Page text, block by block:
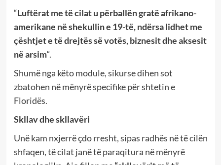
“Luftërat me të cilat u përballën gratë afrikano-
amerikane në shekullin e 19-të, ndërsa lidhet me
çështjet e të drejtës së votës, biznesit dhe aksesit
në arsim“.
Shumë nga këto module, sikurse dihen sot
zbatohen në mënyrë specifike për shtetin e
Floridës.
Skllav dhe skllavëri
Unë kam nxjerrë çdo rresht, sipas radhës në të cilën
shfaqen, të cilat janë të paraqitura në mënyrë